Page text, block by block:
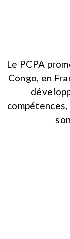
Le PCPA
Congo, en